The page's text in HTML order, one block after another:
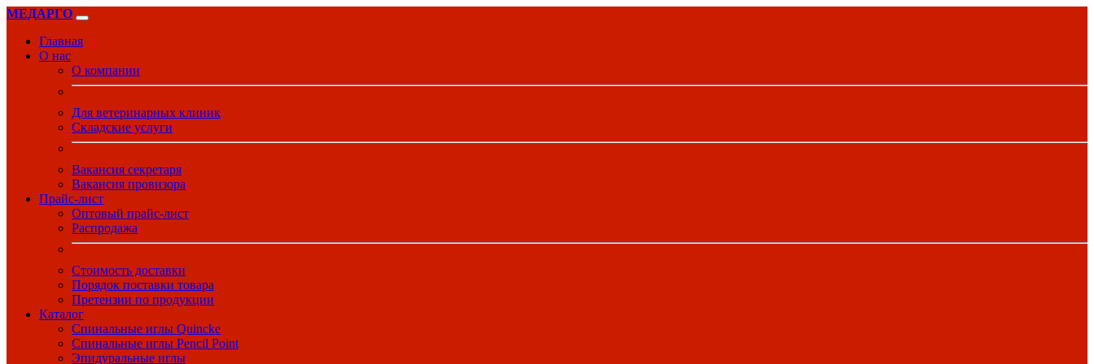
МЕДАРГО
Главная
О нас
О компании
Для ветеринарных клиник
Складские услуги
Вакансия секретаря
Вакансия провизора
Прайс-лист
Оптовый прайс-лист
Распродажа
Стоимость доставки
Порядок поставки товара
Претензии по продукции
Каталог
Спинальные иглы Quincke
Спинальные иглы Pencil Point
Эпидуральные иглы